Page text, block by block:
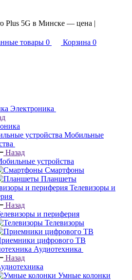
Plus 5G в Минске — цена |
товары 0 Корзина 0
Электроника
Мобильные
Назад
устройства
Смартфоны
Планшеты
Телевизоры и
Назад
и периферия
Телевизоры
цифрового ТВ
Аудиотехника
Назад
Умные колонки